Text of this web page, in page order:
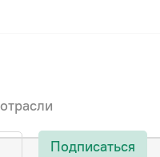
Подписаться